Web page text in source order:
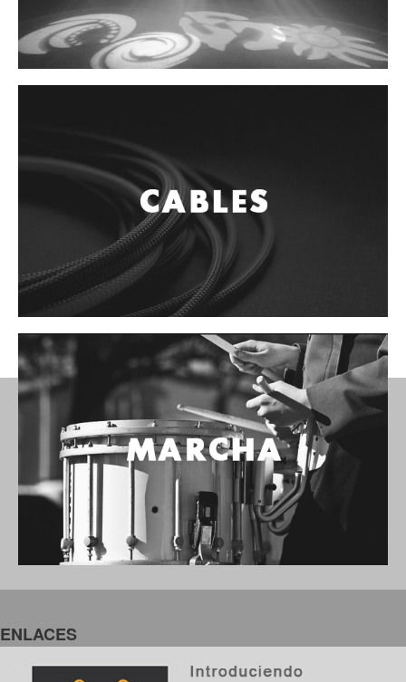
ENLACES